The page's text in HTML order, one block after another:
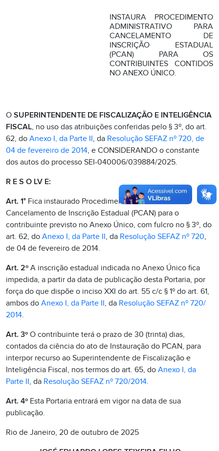
INSTAURA PROCEDIMENTO
ADMINISTRATIVO PARA
CANCELAMENTO DE
INSCRIÇÃO ESTADUAL
(PCAN) PARA OS
CONTRIBUINTES CONTIDOS
NO ANEXO ÚNICO.
O SUPERINTENDENTE DE FISCALIZAÇÃO E INTELIGÊNCIA
FISCAL, no uso das atribuições conferidas pelo § 3º, do art.
62, do Anexo I, da Parte II, da Resolução SEFAZ nº 720, de
04 de fevereiro de 2014, e CONSIDERANDO o constante
dos autos do processo SEI-040006/039884/2025.
R E S O LV E:
Art. 1° Fica instaurado Procedimento Administrativo de
Cancelamento de Inscrição Estadual (PCAN) para o
contribuinte previsto no Anexo Único, com fulcro no § 3º, do
art. 62, do Anexo I, da Parte II, da Resolução SEFAZ nº 720,
de 04 de fevereiro de 2014.
Art. 2º A inscrição estadual indicada no Anexo Único fica
impedida, a partir da data de publicação desta Portaria, por
força do que dispõe o inciso XXI do art. 55 c/c § 1º do art. 61,
ambos do Anexo I, da Parte II, da Resolução SEFAZ nº 720/
2014.
Art. 3º O contribuinte terá o prazo de 30 (trinta) dias,
contados da ciência do ato de Instauração do PCAN, para
interpor recurso ao Superintendente de Fiscalização e
Inteligência Fiscal, nos termos do art. 65, do Anexo I, da
Parte II, da Resolução SEFAZ nº 720/2014.
Art. 4º Esta Portaria entrará em vigor na data de sua
publicação.
Rio de Janeiro, 20 de outubro de 2025